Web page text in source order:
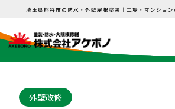
を
埼玉県熊谷市の防水・外壁屋根塗装｜工場・マンショ
外壁改修